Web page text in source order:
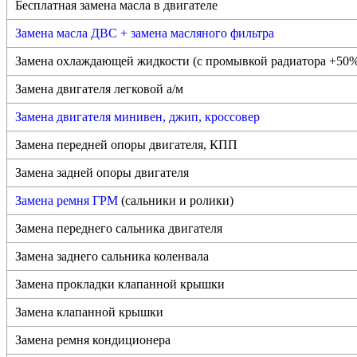
Бесплатная замена масла в двигателе
Замена масла ДВС + замена масляного фильтра
Замена охлаждающей жидкости (с промывкой радиатора
Замена двигателя легковой а/м
Замена двигателя минивен, джип, кроссовер
Замена передней опоры двигателя, КПП
Замена задней опоры двигателя
Замена ремня ГРМ (сальники и ролики)
Замена переднего сальника двигателя
Замена заднего сальника коленвала
Замена прокладки клапанной крышки
Замена клапанной крышки
Замена ремня кондиционера